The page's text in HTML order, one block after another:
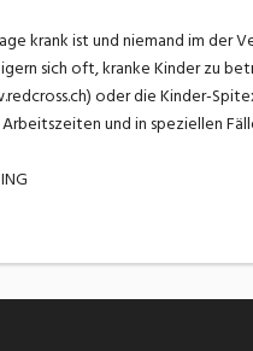
krank ist und niemand im der
sich oft, kranke Kinder zu
oder die Kinder-
und in speziellen